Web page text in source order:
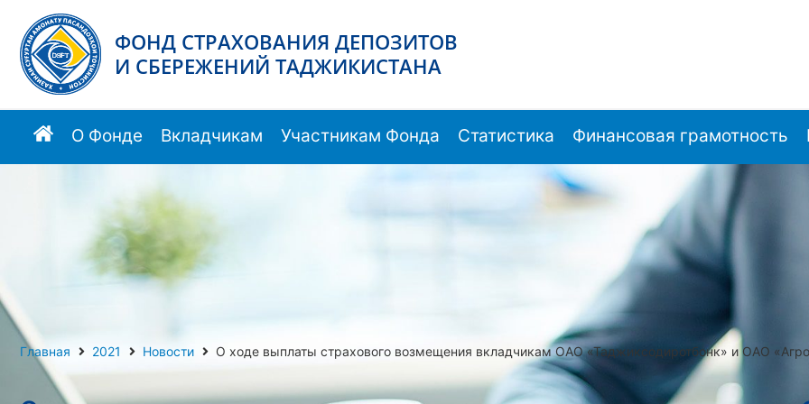
ФОНД СТРАХОВАНИЯ ДЕПОЗИТОВ
И СБЕРЕЖЕНИЙ ТАДЖИКИСТАНА
О Фонде Вкладчикам Участникам Фонда Статистика Финансовая грамотность
Главная 2021 Новости О ходе выплаты страхового возмещения вкладчикам ОАО «Таджиксодиротбонк» и ОАО